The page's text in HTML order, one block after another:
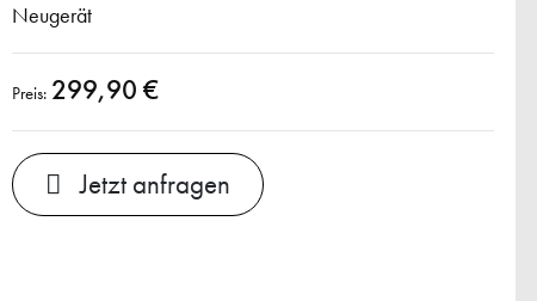
Neugerät
Preis: 299,90 €
Jetzt anfragen